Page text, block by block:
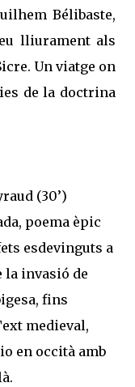
Bélibaste,
lliurament als
Un viatge on
de la doctrina
(30’)
poema èpic
esdevinguts a
la invasió de
fins
medieval,
en occità amb